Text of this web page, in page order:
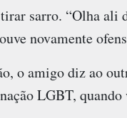
sarro. “Olha ali
novamente
o amigo diz ao
LGBT,